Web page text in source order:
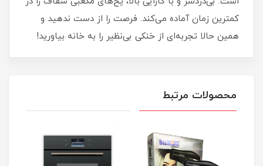
کمترین زمان آماده می‌کند. فرصت را از دست ندهید و
همین حالا تجربه‌ای از خنکی بی‌نظیر را به خانه بیاورید!
محصولات مرتبط